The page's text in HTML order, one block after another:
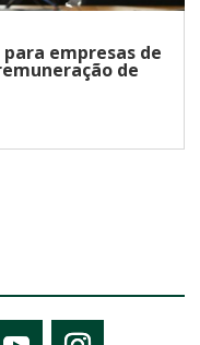
empresas de
de